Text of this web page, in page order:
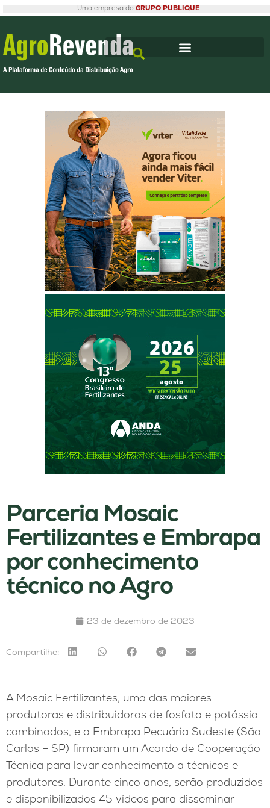
Uma empresa do GRUPO PUBLIQUE
Parceria Mosaic
Fertilizantes e Embrapa
por conhecimento
técnico no Agro
23 de dezembro de 2023
Compartilhe:
A Mosaic Fertilizantes, uma das maiores
produtoras e distribuidoras de fosfato e potássio
combinados, e a Embrapa Pecuária Sudeste (São
Carlos – SP) firmaram um Acordo de Cooperação
Técnica para levar conhecimento a técnicos e
produtores. Durante cinco anos, serão produzidos
e disponibilizados 45 vídeos para disseminar